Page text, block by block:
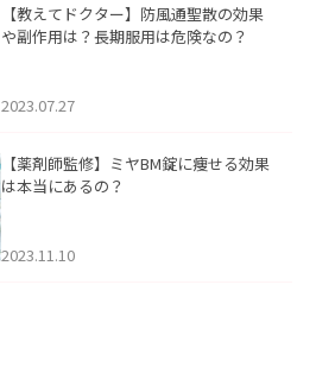
【教えてドクター】防風通聖散の効果
や副作用は？長期服用は危険なの？
2023.07.27
【薬剤師監修】ミヤBM錠に痩せる効果
は本当にあるの？
2023.11.10